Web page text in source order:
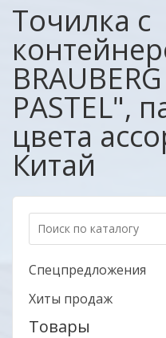
Точилка с
PASTEL",
цвета
Китай
Спецпредложения
Хиты продаж
Товары